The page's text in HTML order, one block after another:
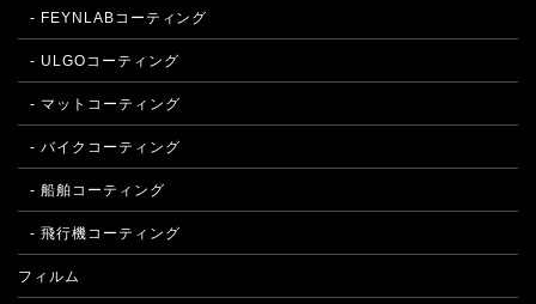
- FEYNLABコーティング
- ULGOコーティング
- マットコーティング
- バイクコーティング
- 船舶コーティング
- 飛行機コーティング
フィルム